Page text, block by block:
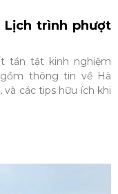
Lịch trình phượt
tần tật kinh nghiệm
thông tin về Hà
và các tips hữu ích khi